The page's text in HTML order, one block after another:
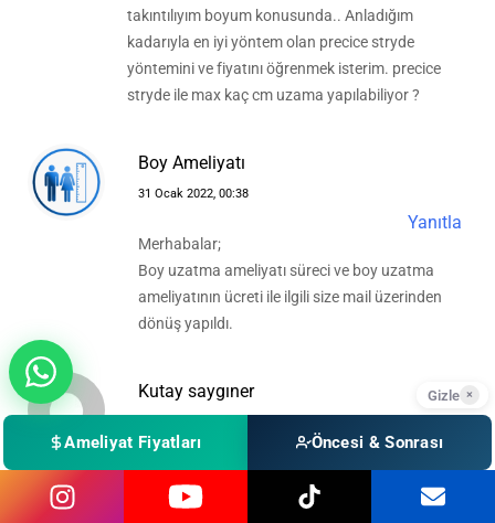
takıntılıyım boyum konusunda.. Anladığım
kadarıyla en iyi yöntem olan precice stryde
yöntemini ve fiyatını öğrenmek isterim. precice
stryde ile max kaç cm uzama yapılabiliyor ?
Boy Ameliyatı
31 Ocak 2022, 00:38
Yanıtla
Merhabalar;
Boy uzatma ameliyatı süreci ve boy uzatma
ameliyatının ücreti ile ilgili size mail üzerinden
dönüş yapıldı.
Kutay saygıner
Yanıtla
Precice ve precice 2
metodu hakkında fiyat bilgisi almak istiyorum
Gizle ×
Ameliyat Fiyatları Öncesi & Sonrası